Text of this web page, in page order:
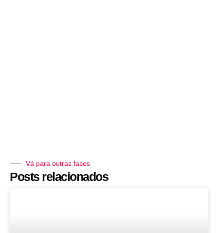
Vá para outras fases
Posts relacionados